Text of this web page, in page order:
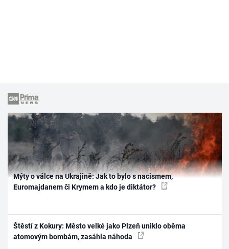
Mýty o válce na Ukrajině: Jak to bylo s nacismem,
Euromajdanem či Krymem a kdo je diktátor?
Štěstí z Kokury: Město velké jako Plzeň uniklo oběma
atomovým bombám, zasáhla náhoda